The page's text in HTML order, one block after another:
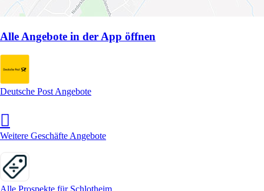
Alle Angebote in der App öffnen
Deutsche Post Angebote
Weitere Geschäfte Angebote
Alle Prospekte für Schlotheim